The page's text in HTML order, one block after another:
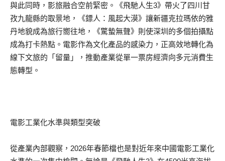
與此同時， 影旅融合空前緊密。《飛馳人生3》 帶火了四川甘
孜九龍縣的取景地，
《鏢人：風起大漠》 讓新疆克拉瑪依的雅
丹地貌成為旅行嚮往地，《驚蟄無聲》則使深圳的多個拍攝點
成為打卡熱點。電影作為文化產品的感染力，正高效地轉化為
線下文旅的 「 留量 」
，推動產業從單一票房經濟向多元消費生
態轉型。
電影工業化水準與類型突破
從產業內部觀察， 2026年春節檔也是對近年來中國電影工業化